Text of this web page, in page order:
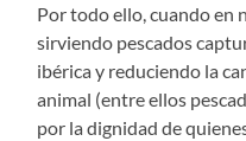
Por todo ello, cuando en
sirviendo pescados
ibérica y reduciendo la
animal (entre ellos
por la dignidad de